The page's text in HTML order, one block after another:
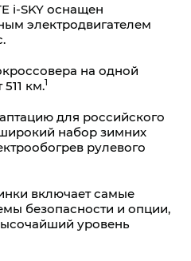
i‑SKY оснащен
электродвигателем
на одной
км.1
для российского
набор зимних
рулевого
включает самые
безопасности и опции,
уровень